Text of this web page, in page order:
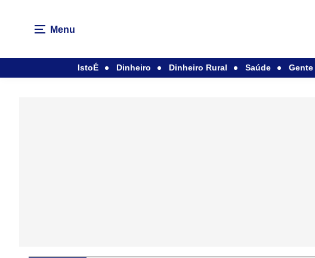
Menu
IstoÉ Dinheiro Dinheiro Rural Saúde Gente